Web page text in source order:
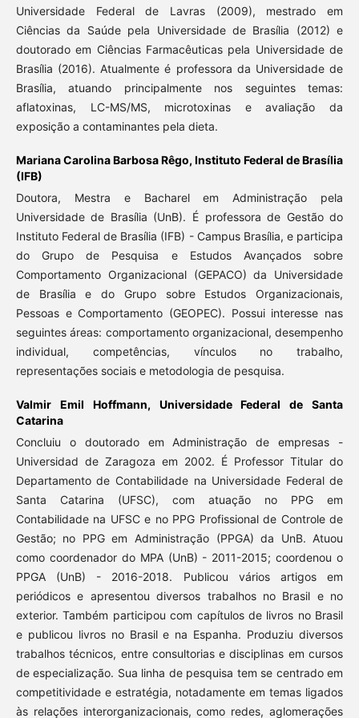
Universidade Federal de Lavras (2009), mestrado em
Ciências da Saúde pela Universidade de Brasília (2012) e
doutorado em Ciências Farmacêuticas pela Universidade de
Brasília (2016). Atualmente é professora da Universidade de
Brasília, atuando principalmente nos seguintes temas:
aflatoxinas, LC-MS/MS, microtoxinas e avaliação da
exposição a contaminantes pela dieta.
Mariana Carolina Barbosa Rêgo,Instituto Federal de Brasília
(IFB)
Doutora, Mestra e Bacharel em Administração pela
Universidade de Brasília (UnB). É professora de Gestão do
Instituto Federal de Brasília (IFB) - Campus Brasília, e participa
do Grupo de Pesquisa e Estudos Avançados sobre
Comportamento Organizacional (GEPACO) da Universidade
de Brasília e do Grupo sobre Estudos Organizacionais,
Pessoas e Comportamento (GEOPEC). Possui interesse nas
seguintes áreas: comportamento organizacional, desempenho
individual, competências, vínculos no trabalho,
representações sociais e metodologia de pesquisa.
Valmir Emil Hoffmann, Universidade Federal de Santa
Catarina
Concluiu o doutorado em Administração de empresas -
Universidad de Zaragoza em 2002. É Professor Titular do
Departamento de Contabilidade na Universidade Federal de
Santa Catarina (UFSC), com atuação no PPG em
Contabilidade na UFSC e no PPG Profissional de Controle de
Gestão; no PPG em Administração (PPGA) da UnB. Atuou
como coordenador do MPA (UnB) - 2011-2015; coordenou o
PPGA (UnB) - 2016-2018. Publicou vários artigos em
periódicos e apresentou diversos trabalhos no Brasil e no
exterior. Também participou com capítulos de livros no Brasil
e publicou livros no Brasil e na Espanha. Produziu diversos
trabalhos técnicos, entre consultorias e disciplinas em cursos
de especialização. Sua linha de pesquisa tem se centrado em
competitividade e estratégia, notadamente em temas ligados
às relações interorganizacionais, como redes, aglomerações